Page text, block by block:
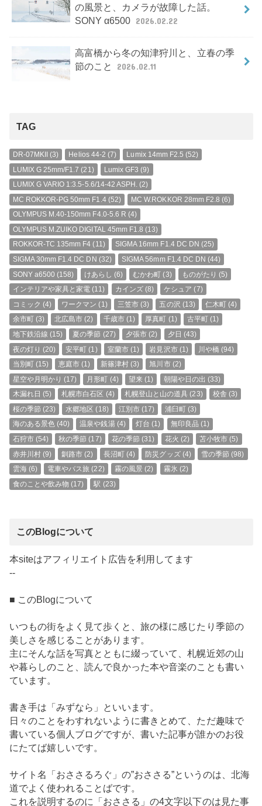
の風景と、カメラが故障した話。
SONY α6500 2026.02.22
高富橋から冬の知津狩川と、立春の季
節のこと
2026.02.11
TAG
DR-07MKII (3) Helios 44-2 (7) Lumix 14mm F2.5 (52)
LUMIX G 25mm/F1.7 (21) Lumix GF3 (9)
LUMIX G VARIO 1:3.5-5.6/14-42 ASPH. (2)
MC ROKKOR-PG 50mm F1.4(52) MC W.ROKKOR 28mm F2.8 (6)
OLYMPUS M.40-150mm F4.0-5.6 R (4)
OLYMPUS M.ZUIKO DIGITAL 45mm F1.8 (13)
ROKKOR-TC 135mm F4 (11) SIGMA 16mm F1.4 DC DN (25)
SIGMA 30mm F1.4 DC DN (32) SIGMA 56mm F1.4 DC DN (44)
SONY a6500 (158) けあらし (6) むかわ町 (3) ものがたり (5)
インテリアや家具と家電 (11) カインズ(8) ケシュア (7)
コミック (4) ワークマン (1) 三笠市 (3) 五の沢 (13) 仁木町 (4)
余市町(3) 北広島市 (2) 千歳市(1) 厚真町 (1) 古平町 (1)
地下鉄沿線 (15) 夏の季節 (27) 夕張市 (2) 夕日 (43)
夜の灯り (20) 安平町 (1) 室蘭市(1) 岩見沢市(1) 川や橋 (94)
当別町(15) 恵庭市 (1) 新篠津村(3) 旭川市(2)
星空や月明かり (17) 月形町 (4) 望来 (1) 朝陽や日の出 (33)
木漏れ日 (5) 札幌市白石区 (4) 札幌登山と山の道具 (23) 校舎 (3)
桜の季節 (23) 水郷地区 (18) 江別市 (17) 浦臼町(3)
海のある景色(40) 温泉や銭湯(4) 灯台 (1) 無印良品 (1)
石狩市(54) 秋の季節 (17) 花の季節 (31) 花火 (2) 苫小牧市 (5)
赤井川村(9) 釧路市 (2) 長沼町(4) 防災グッズ(4) 雪の季節 (98)
雲海(6) 電車やバス旅 (22) 霧の風景 (2) 霧氷 (2)
食のことや飲み物 (17) 駅 (23)
このBlogについて
本siteはアフィリエイト広告を利用してます
--
■ このBlogについて
いつもの街をよく見て歩くと、旅の様に感じたり季節の
美しさを感じることがあります。
主にそんな話を写真とともに綴っていて、札幌近郊の山
や暮らしのこと、読んで良かった本や音楽のことも書い
ています。
書き手は「みずなら」といいます。
日々のことをわすれないように書きとめて、ただ趣味で
書いている個人ブログですが、書いた記事が誰かのお役
にたてば嬉しいです。
サイト名「おささるろぐ」の”おささる”というのは、北海
道でよく使われることばです。
これを説明するのに「おささる」の4文字以下のは見た事